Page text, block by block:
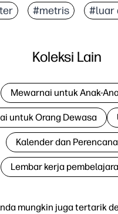
#metris #luar
mungkin juga tertarik
Koleksi Lain
Mewarnai untuk Anak-
untuk Orang Dewasa
Kalender dan Perencana
Lembar kerja